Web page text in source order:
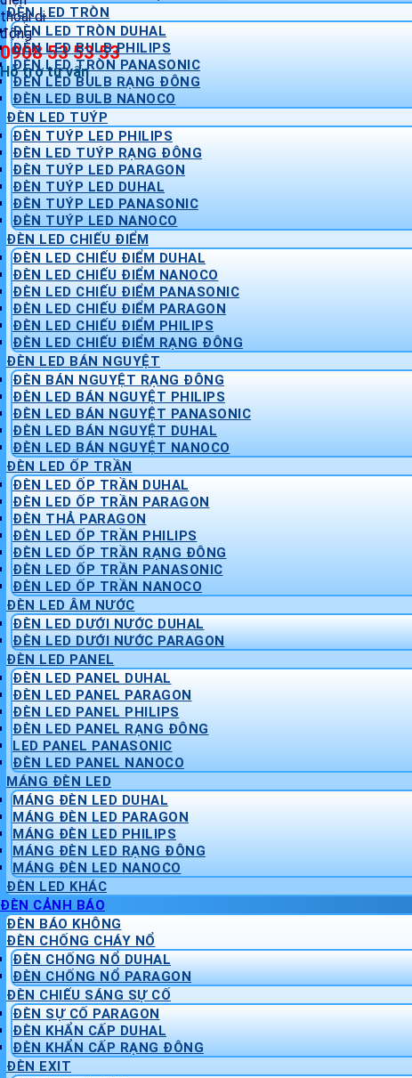
0908 53 53 53
Hỗ trợ tư vấn
ĐÈN LED TRÒN
ĐÈN LED TRÒN DUHAL
ĐÈN LED BULB PHILIPS
ĐÈN LED TRÒN PANASONIC
ĐÈN LED BULB RẠNG ĐÔNG
ĐÈN LED BULB NANOCO
ĐÈN LED TUÝP
ĐÈN TUÝP LED PHILIPS
ĐÈN LED TUÝP RẠNG ĐÔNG
ĐÈN TUÝP LED PARAGON
ĐÈN TUÝP LED DUHAL
ĐÈN TUÝP LED PANASONIC
ĐÈN TUÝP LED NANOCO
ĐÈN LED CHIẾU ĐIỂM
ĐÈN LED CHIẾU ĐIỂM DUHAL
ĐÈN LED CHIẾU ĐIỂM NANOCO
ĐÈN LED CHIẾU ĐIỂM PANASONIC
ĐÈN LED CHIẾU ĐIỂM PARAGON
ĐÈN LED CHIẾU ĐIỂM PHILIPS
ĐÈN LED CHIẾU ĐIỂM RẠNG ĐÔNG
ĐÈN LED BÁN NGUYỆT
ĐÈN BÁN NGUYỆT RẠNG ĐÔNG
ĐÈN LED BÁN NGUYỆT PHILIPS
ĐÈN LED BÁN NGUYỆT PANASONIC
ĐÈN LED BÁN NGUYỆT DUHAL
ĐÈN LED BÁN NGUYỆT NANOCO
ĐÈN LED ỐP TRẦN
ĐÈN LED ỐP TRẦN DUHAL
ĐÈN LED ỐP TRẦN PARAGON
ĐÈN THẢ PARAGON
ĐÈN LED ỐP TRẦN PHILIPS
ĐÈN LED ỐP TRẦN RẠNG ĐÔNG
ĐÈN LED ỐP TRẦN PANASONIC
ĐÈN LED ỐP TRẦN NANOCO
ĐÈN LED ÂM NƯỚC
ĐÈN LED DƯỚI NƯỚC DUHAL
ĐÈN LED DƯỚI NƯỚC PARAGON
ĐÈN LED PANEL
ĐÈN LED PANEL DUHAL
ĐÈN LED PANEL PARAGON
ĐÈN LED PANEL PHILIPS
ĐÈN LED PANEL RẠNG ĐÔNG
LED PANEL PANASONIC
ĐÈN LED PANEL NANOCO
MÁNG ĐÈN LED
MÁNG ĐÈN LED DUHAL
MÁNG ĐÈN LED PARAGON
MÁNG ĐÈN LED PHILIPS
MÁNG ĐÈN LED RẠNG ĐÔNG
MÁNG ĐÈN LED NANOCO
ĐÈN LED KHÁC
ĐÈN CẢNH BÁO
ĐÈN BÁO KHÔNG
ĐÈN CHỐNG CHÁY NỔ
ĐÈN CHỐNG NỔ DUHAL
ĐÈN CHỐNG NỔ PARAGON
ĐÈN CHIẾU SÁNG SỰ CỐ
ĐÈN SỰ CỐ PARAGON
ĐÈN KHẨN CẤP DUHAL
ĐÈN KHẨN CẤP RẠNG ĐÔNG
ĐÈN EXIT